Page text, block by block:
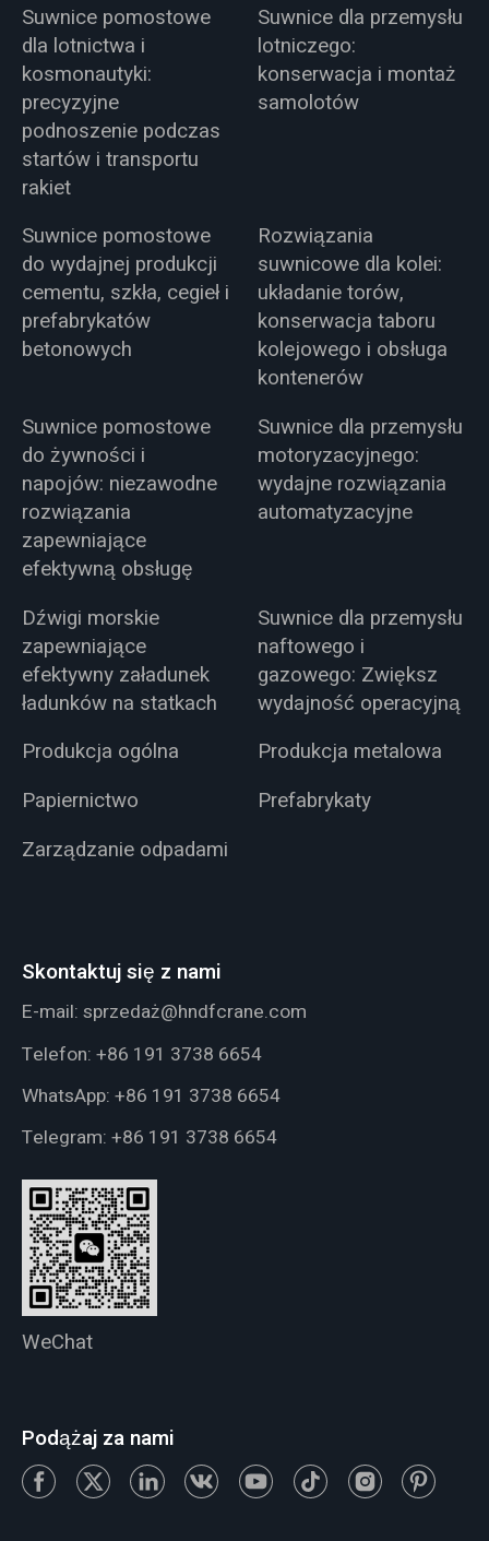
Suwnice pomostowe
dla lotnictwa i
kosmonautyki:
precyzyjne
podnoszenie podczas
startów i transportu
rakiet
Suwnice dla przemysłu
lotniczego:
konserwacja i montaż
samolotów
Suwnice pomostowe
do wydajnej produkcji
cementu, szkła, cegieł i
prefabrykatów
betonowych
Rozwiązania
suwnicowe dla kolei:
układanie torów,
konserwacja taboru
kolejowego i obsługa
kontenerów
Suwnice pomostowe
do żywności i
napojów: niezawodne
rozwiązania
zapewniające
efektywną obsługę
Suwnice dla przemysłu
motoryzacyjnego:
wydajne rozwiązania
automatyzacyjne
Dźwigi morskie
zapewniające
efektywny załadunek
ładunków na statkach
Suwnice dla przemysłu
naftowego i
gazowego: Zwiększ
wydajność operacyjną
Produkcja ogólna
Produkcja metalowa
Papiernictwo
Prefabrykaty
Zarządzanie odpadami
Skontaktuj się z nami
E-mail: sprzedaż@hndfcrane.com
Telefon: +86 191 3738 6654
WhatsApp: +86 191 3738 6654
Telegram: +86 191 3738 6654
WeChat
Podążaj za nami